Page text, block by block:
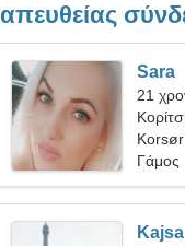
Sara
21
Korsør
Γάμος
Kajsa